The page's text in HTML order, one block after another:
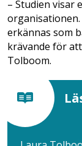
– Studien visar
erkännas som
krävande för
Tolboom.